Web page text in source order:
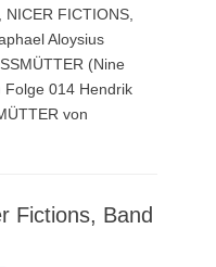
FICTIONS,
Aloysius
(Nine
014 Hendrik
von
Fictions, Band